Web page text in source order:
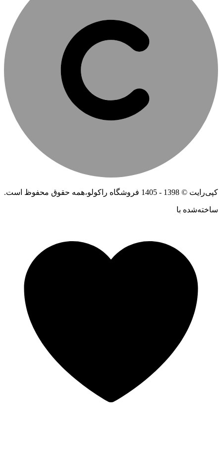
کپی‌رایت © 1398 - 1405 فروشگاه راکولو،همه حقوق محفوظ است.
ساخته‌شده ‌با